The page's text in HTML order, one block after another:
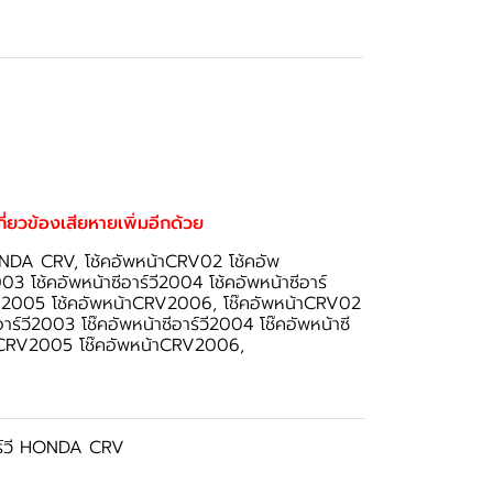
กี่ยวข้องเสียหายเพิ่มอีกด้วย
CRV, โช้คอัพหน้าCRV02 โช้คอัพ
โช้คอัพหน้าซีอาร์วี2004 โช้คอัพหน้าซีอาร์
โช้คอัพหน้าCRV2006, โช๊คอัพหน้าCRV02
ร์วี2003 โช๊คอัพหน้าซีอาร์วี2004 โช๊คอัพหน้าซี
โช๊คอัพหน้าCRV2006,
HONDA CRV